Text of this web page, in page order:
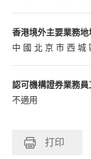
香港境外主要業務地
中 國 北 京 市 西 城
認可機構證券業務員
不適用
打印